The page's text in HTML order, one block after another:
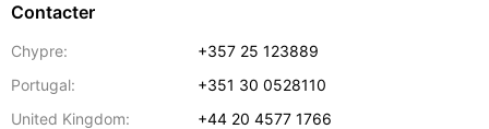
Contacter
Chypre:
+357 25 123889
Portugal:
+351 30 0528110
United Kingdom:
+44 20 4577 1766